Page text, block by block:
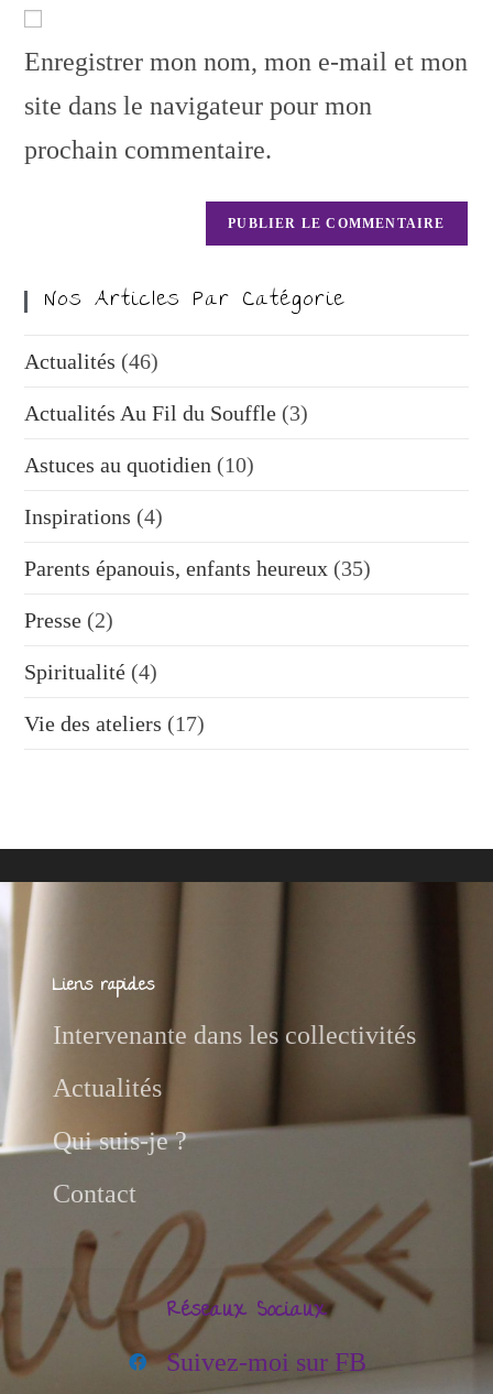
Enregistrer mon nom, mon e-mail et mon
site dans le navigateur pour mon
prochain commentaire.
Nos Articles Par Catégorie
Actualités (46)
Actualités Au Fil du Souffle (3)
Astuces au quotidien (10)
Inspirations (4)
Parents épanouis, enfants heureux (35)
Presse (2)
Spiritualité (4)
Vie des ateliers (17)
Réseaux Sociaux
Suivez-moi sur FB
Liens rapides
Intervenante dans les collectivités
Actualités
Qui suis-je ?
Contact